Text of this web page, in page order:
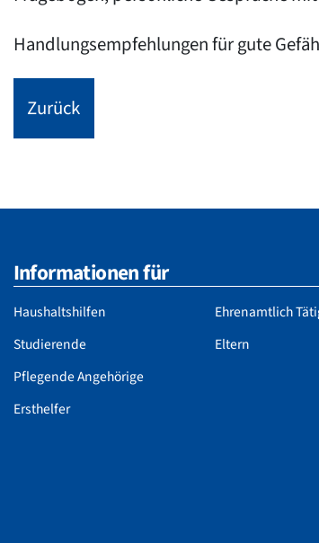
Handlungsempfehlungen für gute
Zurück
Informationen für
Haushaltshilfen
Studierende
Pflegende Angehörige
Ersthelfer
Ehrenamtlich
Eltern